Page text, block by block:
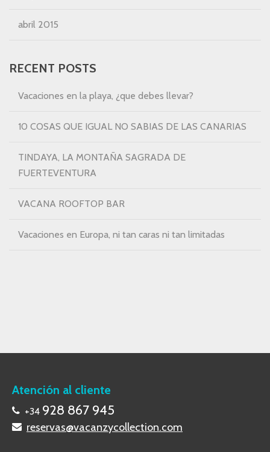
abril 2015
RECENT POSTS
Vacaciones en la playa, ¿que debes llevar?
10 COSAS QUE IGUAL NO SABIAS DE LAS CANARIAS
TINDAYA, LA MONTAÑA SAGRADA DE
FUERTEVENTURA
VACANA ROOFTOP BAR
Vacaciones en Europa, ni tan caras ni tan limitadas
Atención al cliente
+34 928 867 945
reservas@vacanzycollection.com